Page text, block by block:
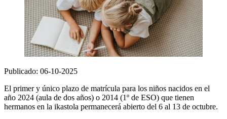
Publicado: 06-10-2025
El primer y único plazo de matrícula para los niños nacidos en el
año 2024 (aula de dos años) o 2014 (1º de ESO) que tienen
hermanos en la ikastola permanecerá abierto del 6 al 13 de octubre.